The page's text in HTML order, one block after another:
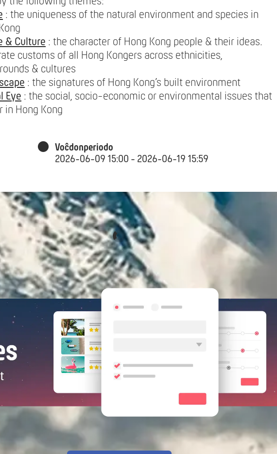
: the uniqueness of the natural environment and species in
& Culture : the character of Hong Kong people & their ideas.
customs of all Hong Kongers across ethnicities,
& cultures
: the signatures of Hong Kong’s built environment
Eye : the social, socio-economic or environmental issues that
in Hong Kong
Voĉdonperiodo
2026-06-09 15:00 - 2026-06-19 15:59